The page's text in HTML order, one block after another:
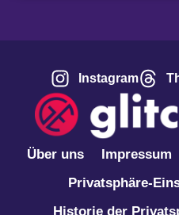
Instagram
Über uns Impressum
Privatsphäre-
Historie der